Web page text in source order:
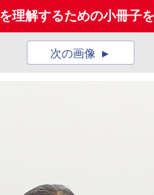
理解するための小冊子
次の画像